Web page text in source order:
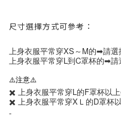
尺寸選擇方式可參考 ：
上身衣服平常穿XS～M的➡︎請選
上身衣服平常穿L到C罩杯的➡︎請
⚠️注意⚠️
✖️ 上身衣服平常穿L的F罩杯以
✖️ 上身衣服平常穿XＬ的D罩杯
-